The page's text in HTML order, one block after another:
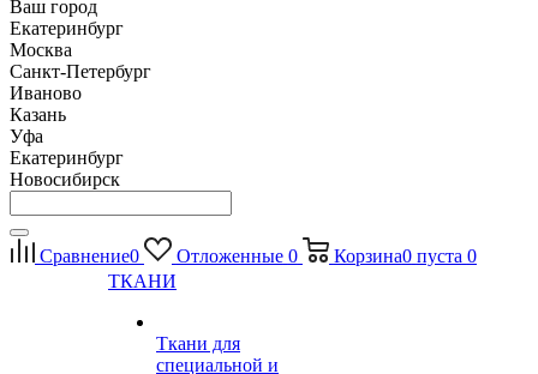
Ваш город
Екатеринбург
Москва
Санкт-Петербург
Иваново
Казань
Уфа
Екатеринбург
Новосибирск
Сравнение0 Отложенные 0 Корзина0 пуста 0
ТКАНИ
Ткани для
специальной и